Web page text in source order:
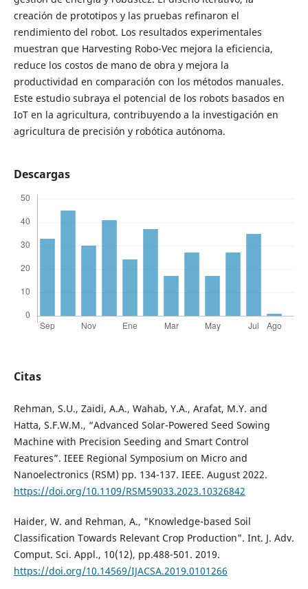
creación de prototipos y las pruebas refinaron el
rendimiento del robot. Los resultados experimentales
muestran que Harvesting Robo-Vec mejora la eficiencia,
reduce los costos de mano de obra y mejora la
productividad en comparación con los métodos manuales.
Este estudio subraya el potencial de los robots basados en
IoT en la agricultura, contribuyendo a la investigación en
agricultura de precisión y robótica autónoma.
Descargas
Citas
Rehman, S.U., Zaidi, A.A., Wahab, Y.A., Arafat, M.Y. and
Hatta, S.F.W.M., “Advanced Solar-Powered Seed Sowing
Machine with Precision Seeding and Smart Control
Features”. IEEE Regional Symposium on Micro and
Nanoelectronics (RSM) pp. 134-137. IEEE. August 2022.
https://doi.org/10.1109/RSM59033.2023.10326842
Haider, W. and Rehman, A., "Knowledge-based Soil
Classification Towards Relevant Crop Production". Int. J. Adv.
Comput. Sci. Appl., 10(12), pp.488-501. 2019.
https://doi.org/10.14569/IJACSA.2019.0101266